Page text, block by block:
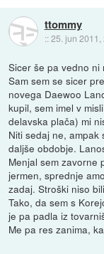
ttommy
::25. jun 2011,
Sicer še pa vedno ni
Sam sem se sicer
novega Daewoo
kupil, sem imel v
delavska plača) mi
Niti sedaj ne, ampak
daljše obdobje.
Menjal sem zavorne
jermen, sprednje
zadaj. Stroški niso
Tako, da sem s
je pa padla iz
Me pa res zanima,